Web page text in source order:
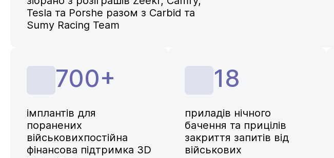
Tesla та Porshe разом з Carbid та
Sumy Racing Team
700+
імплантів для
поранених
військовихпостійна
фінансова підтримка 3D
18
приладів нічного
бачення та прицілів
закриття запитів від
військових